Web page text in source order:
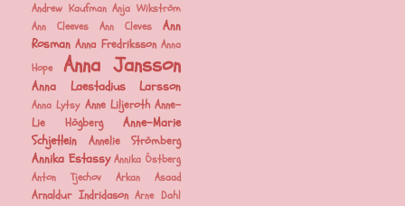
Andrew Kaufman Anja Wikström
Ann Cleeves
Ann Cleves
Ann
Rosman Anna Fredriksson Anna
Hope
Anna Jansson
Anna Laestadius Larsson
Anna Lytsy Anne Liljeroth Anne-
Lie Högberg
Anne-Marie
Schjetlein
Annelie Strömberg
Annika Estassy Annika Östberg
Anton Tjechov
Arkan Asaad
Arnaldur Indridason Arne Dahl